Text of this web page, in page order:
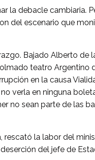
la debacle cambiaria.
del escenario que
Bajado Alberto de
teatro Argentino
en la causa
verla en ninguna
no sean parte de las
la labor del
del jefe de